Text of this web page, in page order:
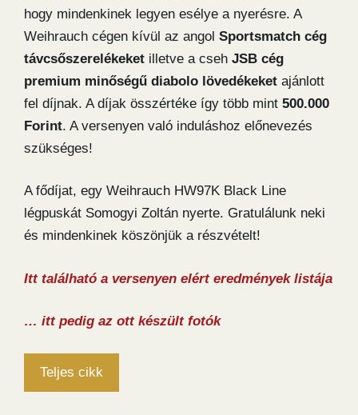
hogy mindenkinek legyen esélye a nyerésre. A
Weihrauch cégen kívül az angol Sportsmatch cég
távcsőszerelékeket illetve a cseh JSB cég
premium minőségű diabolo lövedékeket ajánlott
fel díjnak. A díjak összértéke így több mint 500.000
Forint. A versenyen való induláshoz előnevezés
szükséges!
A fődíjat, egy Weihrauch HW97K Black Line
légpuskát Somogyi Zoltán nyerte. Gratulálunk neki
és mindenkinek köszönjük a részvételt!
Itt található a versenyen elért eredmények listája
… itt pedig az ott készült fotók
Teljes cikk